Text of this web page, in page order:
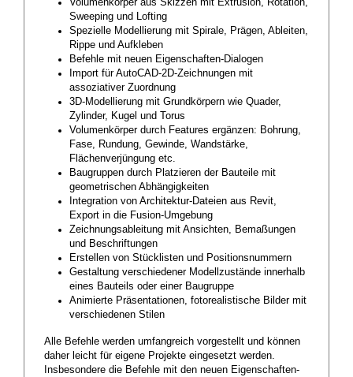
Volumenkörper aus Skizzen mit Extrusion, Rotation,
Sweeping und Lofting
Spezielle Modellierung mit Spirale, Prägen, Ableiten,
Rippe und Aufkleben
Befehle mit neuen Eigenschaften-Dialogen
Import für AutoCAD-2D-Zeichnungen mit
assoziativer Zuordnung
3D-Modellierung mit Grundkörpern wie Quader,
Zylinder, Kugel und Torus
Volumenkörper durch Features ergänzen: Bohrung,
Fase, Rundung, Gewinde, Wandstärke,
Flächenverjüngung etc.
Baugruppen durch Platzieren der Bauteile mit
geometrischen Abhängigkeiten
Integration von Architektur-Dateien aus Revit,
Export in die Fusion-Umgebung
Zeichnungsableitung mit Ansichten, Bemaßungen
und Beschriftungen
Erstellen von Stücklisten und Positionsnummern
Gestaltung verschiedener Modellzustände innerhalb
eines Bauteils oder einer Baugruppe
Animierte Präsentationen, fotorealistische Bilder mit
verschiedenen Stilen
Alle Befehle werden umfangreich vorgestellt und können
daher leicht für eigene Projekte eingesetzt werden.
Insbesondere die Befehle mit den neuen Eigenschaften-